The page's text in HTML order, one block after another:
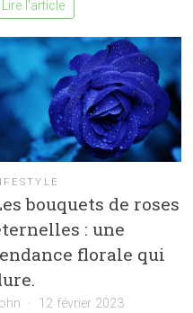
Lire l'article
bouquets de roses
: une
florale qui
12 février 2023